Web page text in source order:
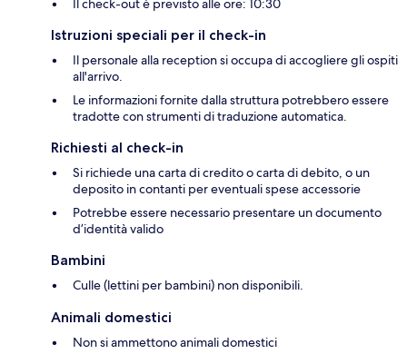
Il check-out è previsto alle ore: 10:30
Istruzioni speciali per il check-in
Il personale alla reception si occupa di accogliere gli ospiti
all'arrivo.
Le informazioni fornite dalla struttura potrebbero essere
tradotte con strumenti di traduzione automatica.
Richiesti al check-in
Si richiede una carta di credito o carta di debito, o un
deposito in contanti per eventuali spese accessorie
Potrebbe essere necessario presentare un documento
d’identità valido
Bambini
Culle (lettini per bambini) non disponibili.
Animali domestici
Non si ammettono animali domestici